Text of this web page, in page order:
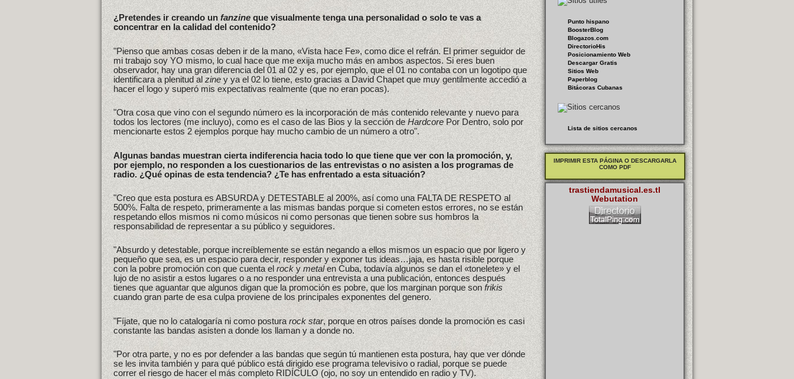
¿Pretendes ir creando unfanzineque visualmente tenga una personalidad o solo te vas a
concentrar en la calidad del contenido?
"Pienso que ambas cosas deben ir de la mano, «Vista hace Fe», como dice el refrán. El primer seguidor de
mi trabajo soy YO mismo, lo cual hace que me exija mucho más en ambos aspectos. Si eres buen
observador, hay una gran diferencia del 01 al 02 y es, por ejemplo, que el 01 no contaba con un logotipo que
identificara a plenitud al ziney ya el 02 lo tiene, esto gracias a David Chapet que muy gentilmente accedió a
hacer el logo y superó mis expectativas realmente (que no eran pocas).
"Otra cosa que vino con el segundo número es la incorporación de más contenido relevante y nuevo para
todos los lectores (me incluyo), como es el caso de las Bios y la sección deHardcorePor Dentro, solo por
mencionarte estos 2 ejemplos porque hay mucho cambio de un número a otro".
Algunas bandas muestran cierta indiferencia hacia todo lo que tiene que ver con la promoción, y,
por ejemplo, no responden a los cuestionarios de las entrevistas o no asisten a los programas de
radio. ¿Qué opinas de esta tendencia? ¿Te has enfrentado a esta situación?
"Creo que esta postura es ABSURDA y DETESTABLE al 200%, así como una FALTA DE RESPETO al
500%. Falta de respeto, primeramente a las mismas bandas porque si cometen estos errores, no se están
respetando ellos mismos ni como músicos ni como personas que tienen sobre sus hombros la
responsabilidad de representar a su público y seguidores.
"Absurdo y detestable, porque increíblemente se están negando a ellos mismos un espacio que por ligero y
pequeño que sea, es un espacio para decir, responder y exponer tus ideas…jaja, es hasta risible porque
con la pobre promoción con que cuenta elrockymetalen Cuba, todavía algunos se dan el «tonelete» y el
lujo de no asistir a estos lugares o a no responder una entrevista a una publicación, entonces después
tienes que aguantar que algunos digan que la promoción es pobre, que los marginan porque sonfrikis
cuando gran parte de esa culpa proviene de los principales exponentes del genero.
"Fíjate, que no lo catalogaría ni como posturarock star, porque en otros países donde la promoción es casi
constante las bandas asisten a donde los llaman y a donde no.
"Por otra parte, y no es por defender a las bandas que según tú mantienen esta postura, hay que ver dónde
se les invita también y para qué público está dirigido ese programa televisivo o radial, porque se puede
correr el riesgo de hacer el más completo RIDÍCULO (ojo, no soy un entendido en radio y TV).
Punto hispano
BoosterBlog
Blogazos.com
DirectorioHis
Posicionamiento Web
Descargar Gratis
Sitios Web
Paperblog
Bitácoras Cubanas
Lista de sitios cercanos
IMPRIMIR ESTA PÁGINA O DESCARGARLA
COMO PDF
trastiendamusical.es.tl
Webutation